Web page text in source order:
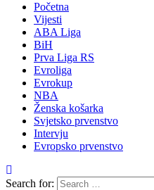
Početna
Vijesti
ABA Liga
BiH
Prva Liga RS
Evroliga
Evrokup
NBA
Ženska košarka
Svjetsko prvenstvo
Intervju
Evropsko prvenstvo
Search for: